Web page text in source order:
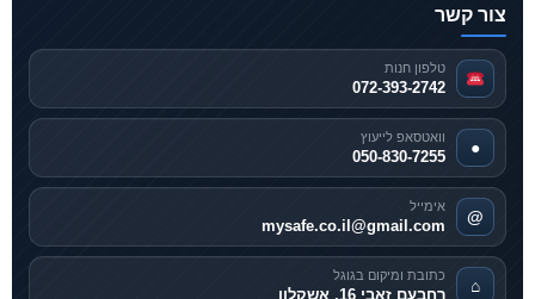
צור קשר
טלפון חנות
072-393-2742
●
וואטסאפ לייעוץ
050-830-7255
@
אימייל
mysafe.co.il@gmail.com
⌂
כתובת ומיקום בגוגל
רחבעם זאבי 16, אשקלון